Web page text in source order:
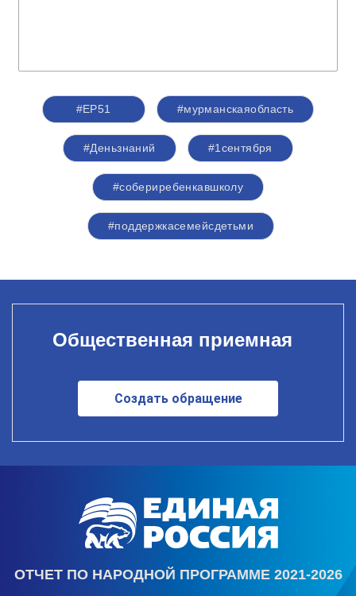
#ЕР51 #мурманскаяобласть
#Деньзнаний #1сентября
#собериребенкавшколу
#поддержкасемейсдетьми
Общественная приемная
Создать обращение
ОТЧЕТ ПО НАРОДНОЙ ПРОГРАММЕ 2021-2026